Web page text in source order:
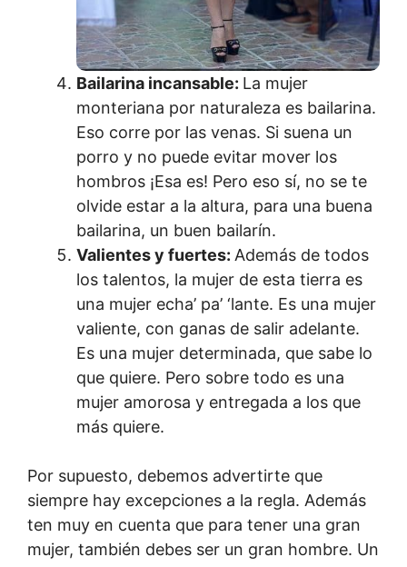
Bailarina incansable: La mujer
monteriana por naturaleza es bailarina.
Eso corre por las venas. Si suena un
porro y no puede evitar mover los
hombros ¡Esa es! Pero eso sí, no se te
olvide estar a la altura, para una buena
bailarina, un buen bailarín.
Valientes y fuertes: Además de todos
los talentos, la mujer de esta tierra es
una mujer echa’ pa’ ‘lante. Es una mujer
valiente, con ganas de salir adelante.
Es una mujer determinada, que sabe lo
que quiere. Pero sobre todo es una
mujer amorosa y entregada a los que
más quiere.
Por supuesto, debemos advertirte que
siempre hay excepciones a la regla. Además
ten muy en cuenta que para tener una gran
mujer, también debes ser un gran hombre. Un